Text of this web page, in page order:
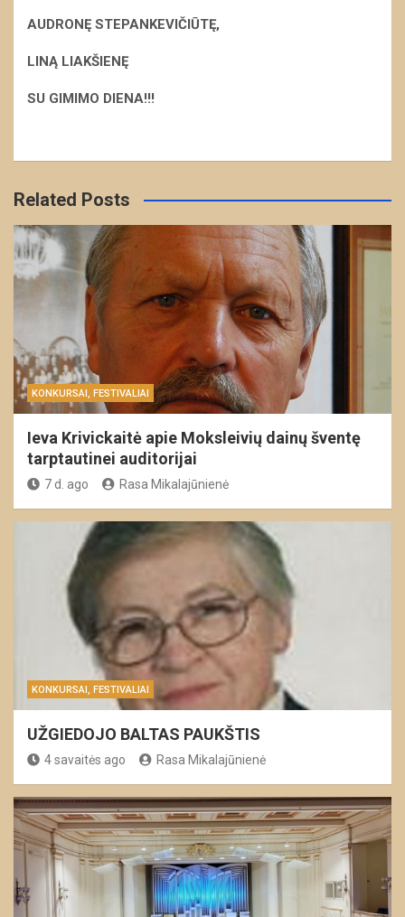
AUDRONĘ STEPANKEVIČIŪTĘ,
LINĄ LIAKŠIENĘ
SU GIMIMO DIENA!!!
Related Posts
KONKURSAI, FESTIVALIAI
Ieva Krivickaitė apie Moksleivių dainų šventę
tarptautinei auditorijai
7 d. ago Rasa Mikalajūnienė
KONKURSAI, FESTIVALIAI
UŽGIEDOJO BALTAS PAUKŠTIS
4 savaitės ago Rasa Mikalajūnienė